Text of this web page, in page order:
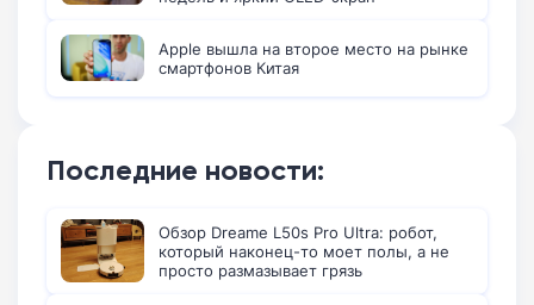
Apple вышла на второе место на рынке
смартфонов Китая
Последние новости:
Обзор Dreame L50s Pro Ultra: робот,
который наконец-то моет полы, а не
просто размазывает грязь